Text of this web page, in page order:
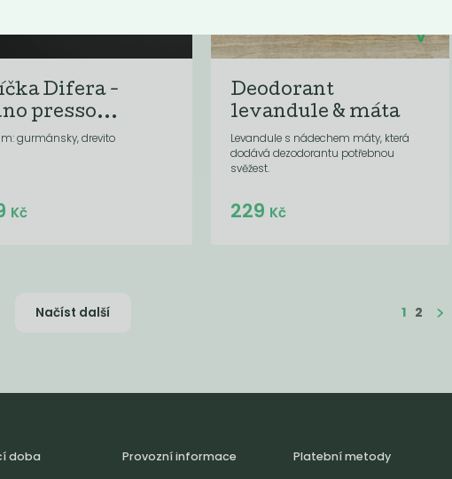
Difera -
presso...
gurmánsky, drevito
Do košíku:
Kč
Deodorant
levandule & máta
Levandule s nádechem máty, která
dodává dezodorantu potřebnou
svěžest.
Do košíku:
229 Kč
Načíst další 1 2
doba Provozní informace Platební metody